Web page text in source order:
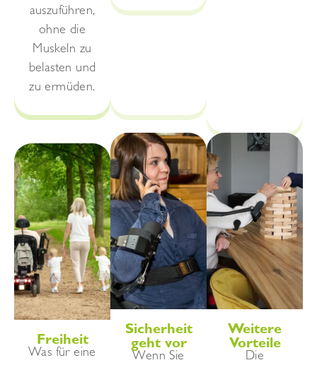
auszuführen,
ohne die
Muskeln zu
belasten und
zu ermüden.
Freiheit
Was für eine
Sicherheit
geht vor
Wenn Sie
Weitere
Vorteile
Die